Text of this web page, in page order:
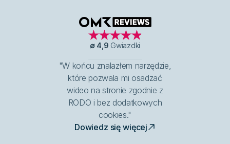
OMR Reviews
∅ 4,9 Gwiazdki
"W końcu znalazłem narzędzie,
które pozwala mi osadzać
wideo na stronie zgodnie z
RODO i bez dodatkowych
cookies."
Dowiedz się więcej